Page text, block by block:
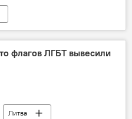
Вячеслава Титова
флагов ЛГБТ вывесили
Литва